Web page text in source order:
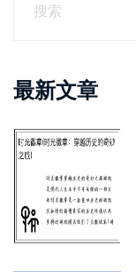
最新文章